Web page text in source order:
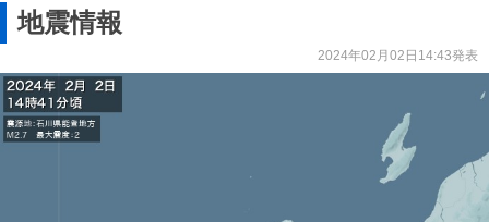
地震情報
2024年02月02日14:43発表